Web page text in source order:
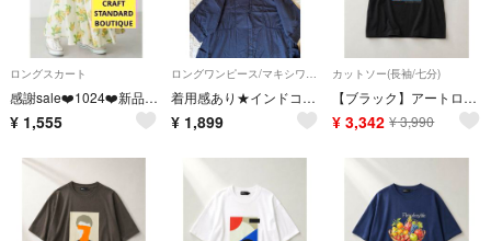
ロングスカート
感謝sale❤️1024❤️新品✨CRAFT STANDARD❤️可愛いスカート
¥ 1,555
ロングワンピース/マキシワンピース
着用感あり★インドコットン6分袖丈ハシゴレースワンピース＊チャコールグレー
¥ 1,899
カットソー(長袖/七分)
【ブラック】アートロゴイラストTシャツ
¥ 3,342 ¥3,990